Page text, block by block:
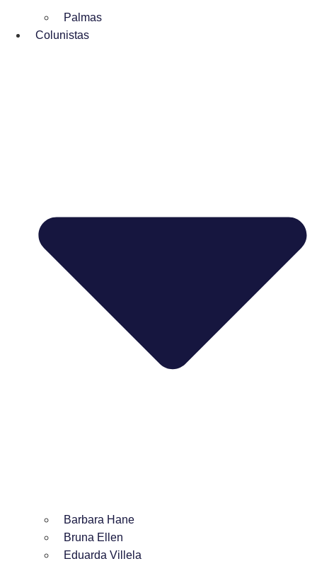
Palmas
Colunistas
Barbara Hane
Bruna Ellen
Eduarda Villela